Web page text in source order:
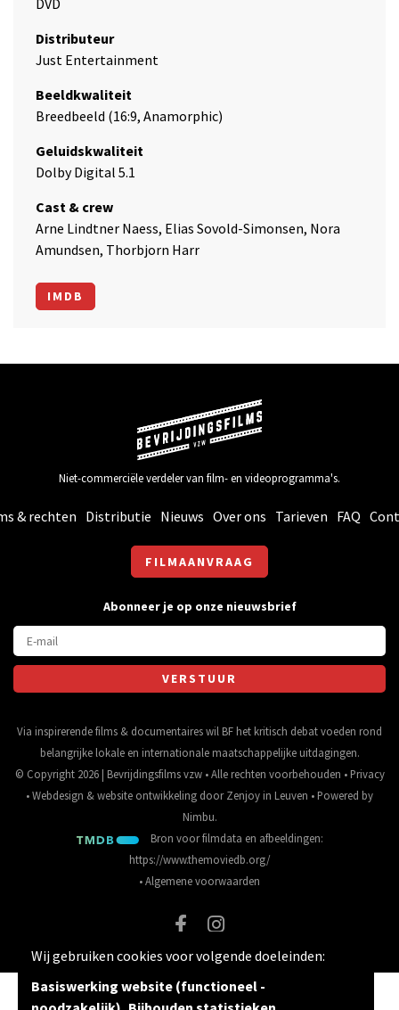
DVD
Distributeur
Just Entertainment
Beeldkwaliteit
Breedbeeld (16:9, Anamorphic)
Geluidskwaliteit
Dolby Digital 5.1
Cast & crew
Arne Lindtner Naess, Elias Sovold-Simonsen, Nora
Amundsen, Thorbjorn Harr
IMDB
Niet-commerciële verdeler van film- en videoprogramma's.
& rechten Distributie Nieuws Over ons Tarieven FAQ
FILMAANVRAAG
Abonneer je op onze nieuwsbrief
Via inspirerende films & documentaires wil BF het kritisch debat voeden rond
belangrijke lokale en internationale maatschappelijke uitdagingen.
© Copyright 2026 | Bevrijdingsfilms vzw • Alle rechten voorbehouden • Privacy
•Webdesign &website ontwikkeling doorZenjoy in Leuven • Powered by
Nimbu.
Bron voor filmdata en afbeeldingen:
https://www.themoviedb.org/
•Algemene voorwaarden
Wij gebruiken cookies voor volgende doeleinden:
Basiswerking website (functioneel -